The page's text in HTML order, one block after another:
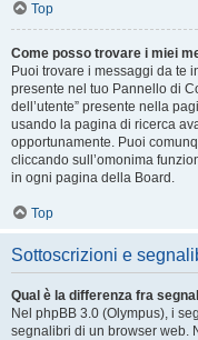
Top
Come posso trovare i miei
Puoi trovare i messaggi da te
presente nel tuo Pannello di
dell’utente” presente nella
usando la pagina di ricerca
opportunamente. Puoi
cliccando sull’omonima
in ogni pagina della Board.
Top
Sottoscrizioni e
Qual è la differenza fra
Nel phpBB 3.0 (Olympus), i
segnalibri di un browser web.